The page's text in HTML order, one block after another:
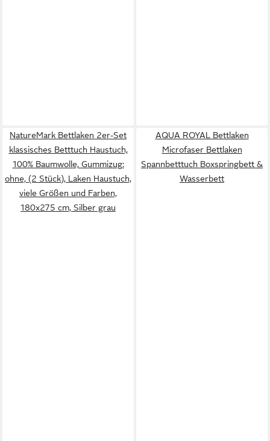
NatureMark Bettlaken 2er-Set
klassisches Betttuch Haustuch,
100% Baumwolle, Gummizug:
ohne, (2 Stück), Laken Haustuch,
viele Größen und Farben,
180x275 cm, Silber grau
AQUA ROYAL Bettlaken
Microfaser Bettlaken
Spannbetttuch Boxspringbett &
Wasserbett